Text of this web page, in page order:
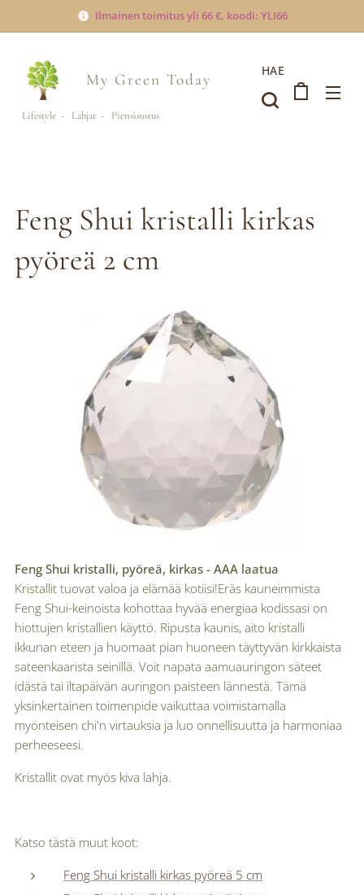
Ilmainen toimitus yli 66 €, koodi: YLI66
My Green Today
Lifestyle - Lahjat - Piensisustus
HAE
Feng Shui kristalli kirkas
pyöreä 2 cm
Feng Shui kristalli, pyöreä, kirkas - AAA laatua
Kristallit tuovat valoa ja elämää kotiisi!Eräs kauneimmista
Feng Shui-keinoista kohottaa hyvää energiaa kodissasi on
hiottujen kristallien käyttö. Ripusta kaunis, aito kristalli
ikkunan eteen ja huomaat pian huoneen täyttyvän kirkkaista
sateenkaarista seinillä. Voit napata aamuauringon säteet
idästä tai iltapäivän auringon paisteen lännestä. Tämä
yksinkertainen toimenpide vaikuttaa voimistamalla
myönteisen chi'n virtauksia ja luo onnellisuutta ja harmoniaa
perheeseesi.
Kristallit ovat myös kiva lahja.
Katso tästä muut koot:
Feng Shui kristalli kirkas pyöreä 5 cm